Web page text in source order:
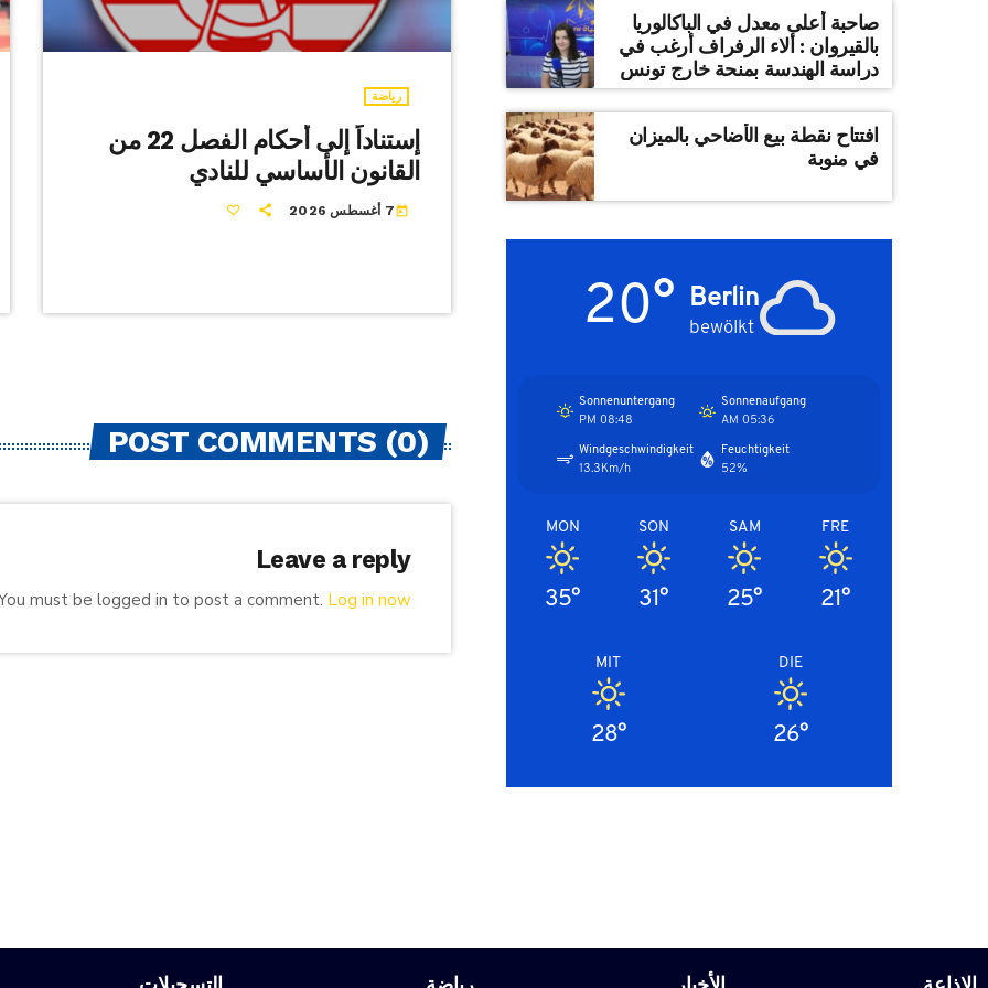
رياضة
إستناداً إلى أحكام الفصل 22 من
القانون الأساسي للنادي
today7 أغسطس 2026
POST COMMENTS (0)
Leave a reply
must be logged in to post a comment. Log in now
صاحبة أعلى معدل في الباكالوريا
بالقيروان : ألاء الرفراف أرغب في
دراسة الهندسة بمنحة خارج تونس
افتتاح نقطة بيع الأضاحي بالميزان
في منوبة
Berlin
bewölkt
20°
Sonnenaufgang
05:36 AM
Sonnenuntergang
08:48 PM
Feuchtigkeit
52%
Windgeschwindigkeit
13.3Km/h
FRE
21°
SAM
25°
SON
31°
MON
35°
DIE
26°
MIT
28°